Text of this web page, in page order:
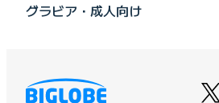
グラビア・成人向け